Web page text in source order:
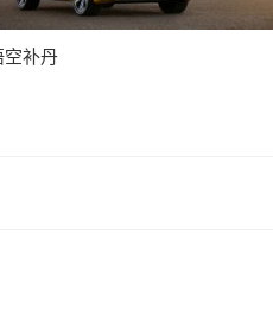
空补丹